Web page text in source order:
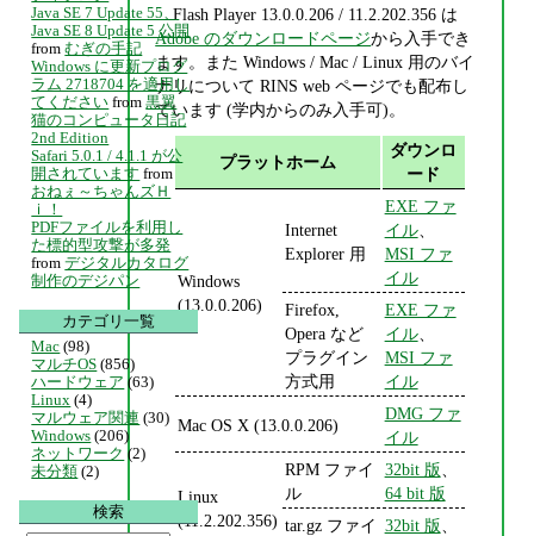
Flash Player 13.0.0.206 / 11.2.202.356 は
Adobe のダウンロードページから入手でき
ます。また Windows / Mac / Linux 用のバイ
ナリについて RINS web ページでも配布し
ています (学内からのみ入手可)。
プラットホーム
ダウンロ
ード
Windows
(13.0.0.206)
Internet
Explorer 用
EXE ファ
イル、
MSI ファ
イル
Firefox,
Opera など
プラグイン
方式用
EXE ファ
イル、
MSI ファ
イル
Mac OS X (13.0.0.206)
DMG ファ
イル
Linux
(11.2.202.356)
RPM ファイ
ル
32bit 版
64 bit 版
tar.gz ファイ 32bit 版
Java SE 7 Update 55、
Java SE 8 Update 5 公開
from むぎの手記
Windows に更新プログ
ラム 2718704 を適用し
てください from 黒翼
猫のコンピュータ日記
2nd Edition
Safari 5.0.1 / 4.1.1 が公
開されています from
おねぇ～ちゃんズＨ
ｉ！
PDFファイルを利用し
た標的型攻撃が多発
from デジタルカタログ
制作のデジパン
カテゴリ一覧
Mac (98)
マルチOS (856)
ハードウェア (63)
Linux (4)
マルウェア関連 (30)
Windows (206)
ネットワーク (2)
未分類 (2)
検索